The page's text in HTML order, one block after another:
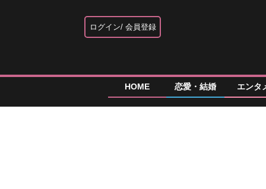
ログイン 会員登録
HOME 恋愛・結婚 エンタ